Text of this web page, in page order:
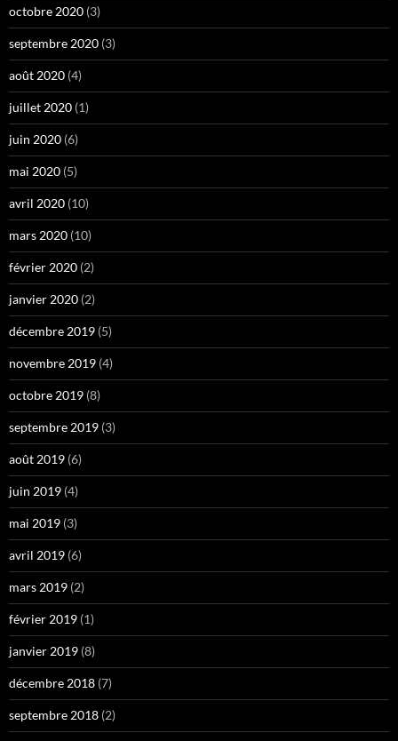
octobre 2020 (3)
septembre 2020 (3)
août 2020 (4)
juillet 2020 (1)
juin 2020 (6)
mai 2020 (5)
avril 2020 (10)
mars 2020 (10)
février 2020 (2)
janvier 2020 (2)
décembre 2019 (5)
novembre 2019 (4)
octobre 2019 (8)
septembre 2019 (3)
août 2019 (6)
juin 2019 (4)
mai 2019 (3)
avril 2019 (6)
mars 2019 (2)
février 2019 (1)
janvier 2019 (8)
décembre 2018 (7)
septembre 2018 (2)